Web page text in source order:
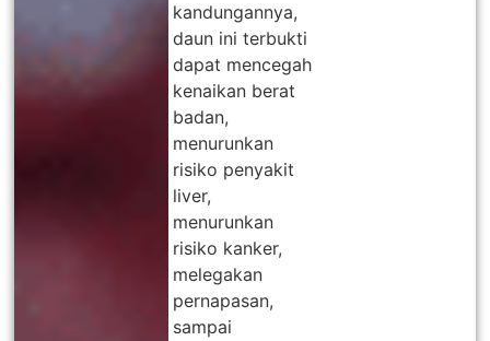
kandungannya,
daun ini terbukti
dapat mencegah
kenaikan berat
badan,
menurunkan
risiko penyakit
liver,
menurunkan
risiko kanker,
melegakan
pernapasan,
sampai